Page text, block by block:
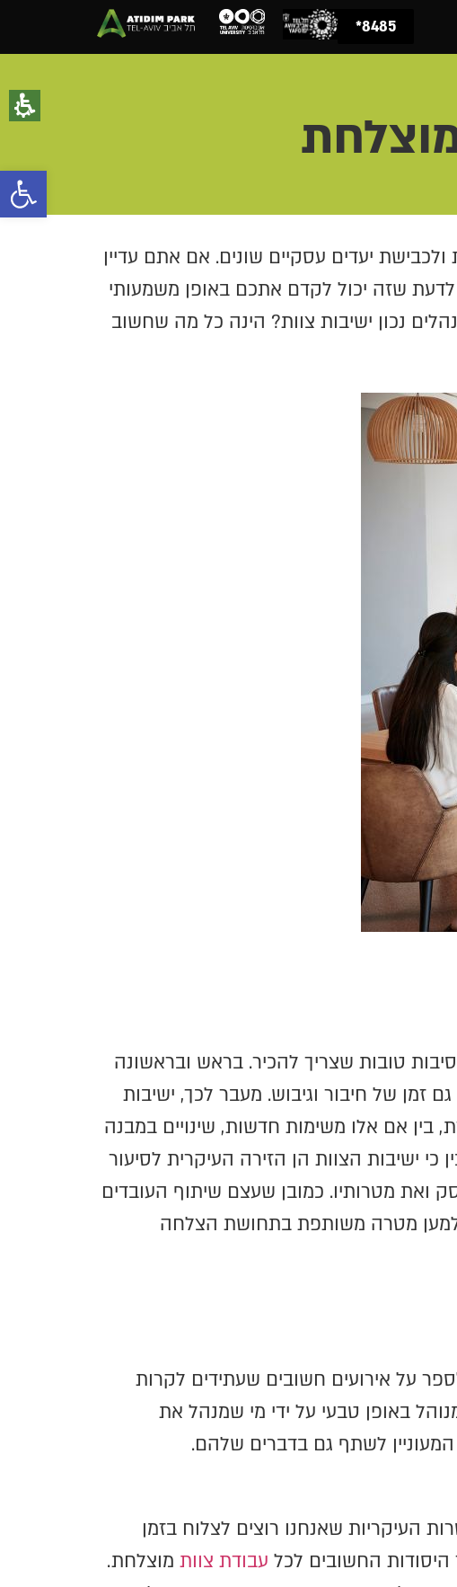
8485*
יעדים עסקיים שונים. אם אתם עדיין
לדעת שזה יכול לקדם אתכם באופן משמעותי
נכון ישיבות צוות? הינה כל מה שחשוב
טובות שצריך להכיר. בראש ובראשונה
זמן של חיבור וגיבוש. מעבר לכך, ישיבות
אם אלו משימות חדשות, שינויים במבנה
ישיבות הצוות הן הזירה העיקרית לסיעור
ואת מטרותיו. כמובן שעצם שיתוף העובדים
למען מטרה משותפת בתחושת הצלחה
על אירועים חשובים שעתידים לקרות
באופן טבעי על ידי מי שמנהל את
לשתף גם בדברים שלהם.
העיקריות שאנחנו רוצים לצלוח בזמן
החשובים לכל עבודת צוות מוצלחת.
פתח סרגל נגישות